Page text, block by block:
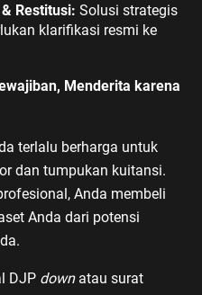
Restitusi: Solusi strategis
klarifikasi resmi ke
Menderita karena
terlalu berharga untuk
dan tumpukan kuitansi.
Anda membeli
Anda dari potensi
DJP downatau surat